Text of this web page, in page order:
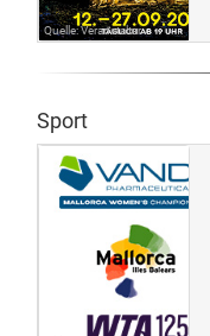
Quelle: Veranstalter
Sport